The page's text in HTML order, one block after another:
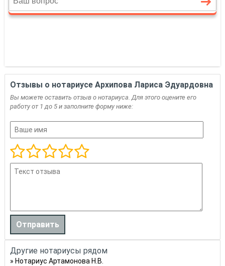
Отзывы о нотариусе Архипова Лариса Эдуардовна
Вы можете оставить отзыв о нотариуса. Для этого оцените его
работу от 1 до 5 и заполните форму ниже:
Другие нотариусы рядом
Нотариус Артамонова Н.В.